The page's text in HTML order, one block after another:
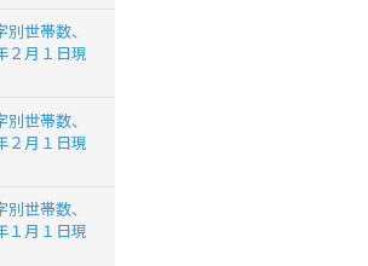
世帯数、
２月１日現
世帯数、
２月１日現
世帯数、
１月１日現